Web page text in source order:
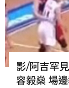
影/阿吉罕
容毅燊 場